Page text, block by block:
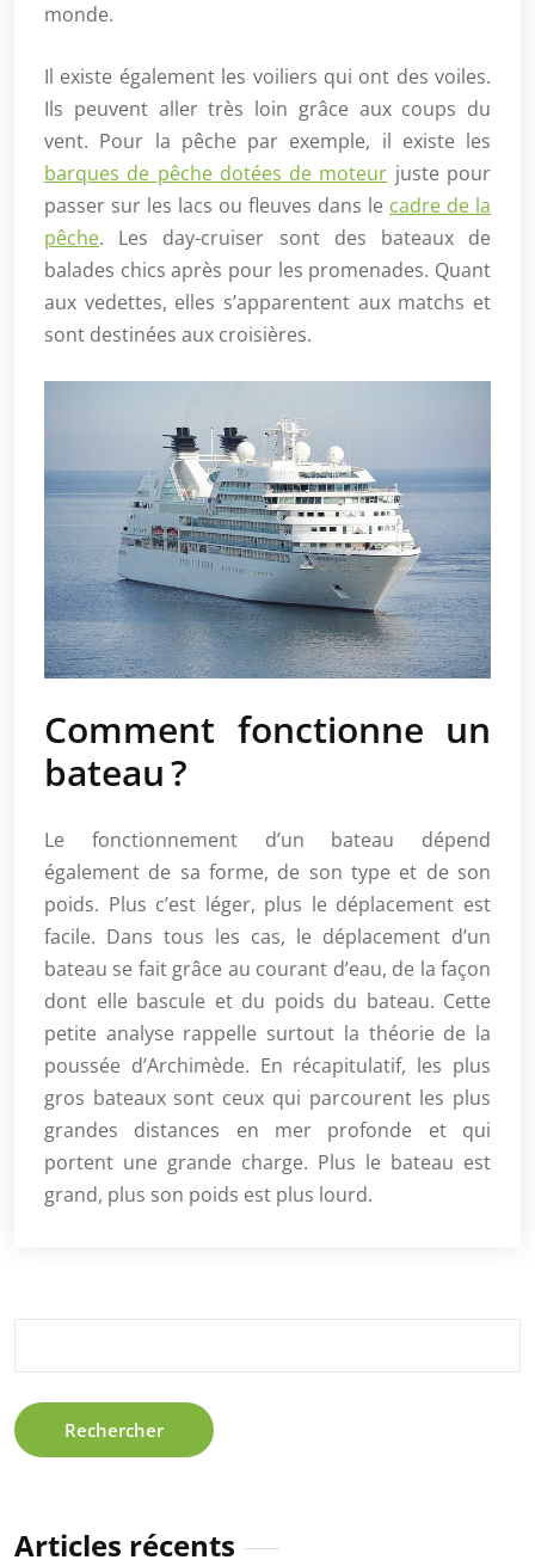
monde.
Il existe également les voiliers qui ont des voiles.
Ils peuvent aller très loin grâce aux coups du
vent. Pour la pêche par exemple, il existe les
barques de pêche dotées de moteur juste pour
passer sur les lacs ou fleuves dans le cadre de la
pêche. Les day-cruiser sont des bateaux de
balades chics après pour les promenades. Quant
aux vedettes, elles s’apparentent aux matchs et
sont destinées aux croisières.
Comment fonctionne un
bateau ?
Le fonctionnement d’un bateau dépend
également de sa forme, de son type et de son
poids. Plus c’est léger, plus le déplacement est
facile. Dans tous les cas, le déplacement d’un
bateau se fait grâce au courant d’eau, de la façon
dont elle bascule et du poids du bateau. Cette
petite analyse rappelle surtout la théorie de la
poussée d’Archimède. En récapitulatif, les plus
gros bateaux sont ceux qui parcourent les plus
grandes distances en mer profonde et qui
portent une grande charge. Plus le bateau est
grand, plus son poids est plus lourd.
Articles récents